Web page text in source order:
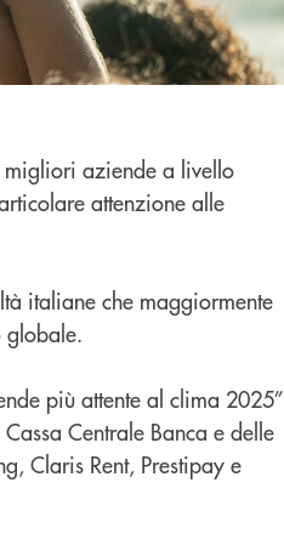
migliori aziende a livello
attenzione alle
italiane che maggiormente
globale.
più attente al clima 2025”
Centrale Banca e delle
Claris Rent, Prestipay e